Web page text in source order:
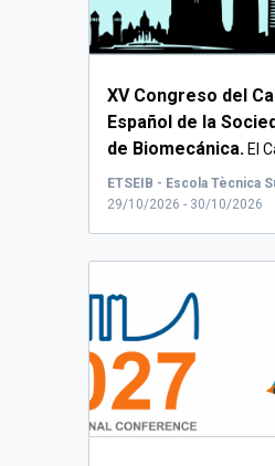
XV Congreso del
Español de la
de Biomecánica. El
de la Socie...
29/10/2026 - 30/10/2026